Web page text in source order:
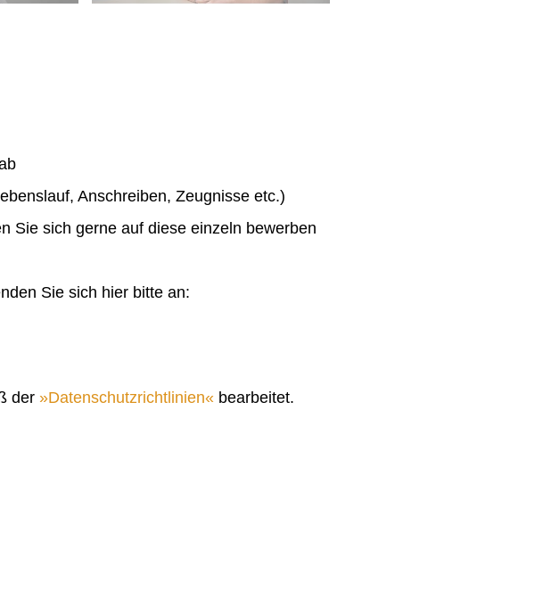
Anschreiben, Zeugnisse etc.)
Sie sich gerne auf diese einzeln bewerben
Sie sich hier bitte an:
der Datenschutzrichtlinien bearbeitet.